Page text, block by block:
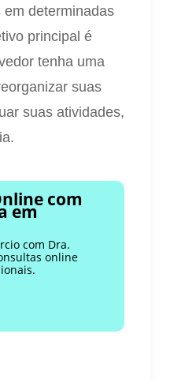
determinadas
principal é
tenha uma
suas
suas atividades,
com
em
com Dra.
online